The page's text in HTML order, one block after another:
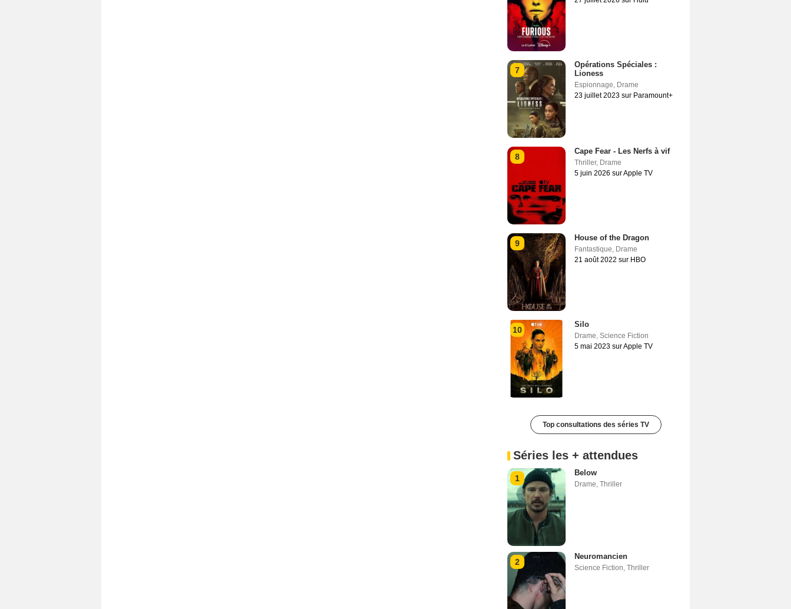
7
Opérations Spéciales :
Lioness
Espionnage, Drame
23 juillet 2023 sur Paramount+
8
Cape Fear - Les Nerfs à vif
Thriller, Drame
5 juin 2026 sur Apple TV
9
House of the Dragon
Fantastique, Drame
21 août 2022 sur HBO
10
Silo
Drame, Science Fiction
5 mai 2023 sur Apple TV
Top consultations des séries TV
Séries les + attendues
1
Below
Drame, Thriller
2
Neuromancien
Science Fiction, Thriller